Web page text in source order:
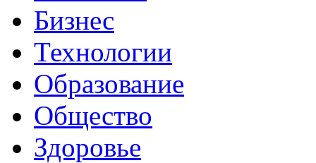
Бизнес
Технологии
Образование
Общество
Здоровье